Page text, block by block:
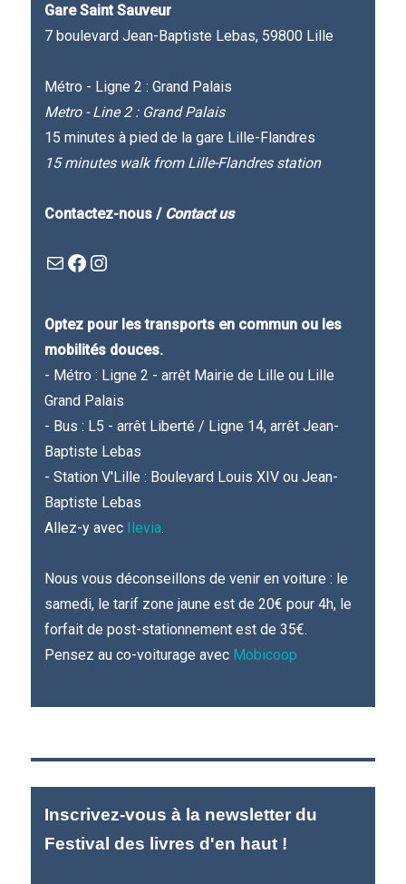
Gare Saint Sauveur
7 boulevard Jean-Baptiste Lebas, 59800 Lille
Métro - Ligne 2 : Grand Palais
Metro - Line 2 : Grand Palais
15 minutes à pied de la gare Lille-Flandres
15 minutes walk from Lille-Flandres station
Contactez-nous / Contact us
Mail
Facebook : Festivla des livres d'en hautInstagram
Optez pour les transports en commun ou les
mobilités douces.
- Métro : Ligne 2 - arrêt Mairie de Lille ou Lille
Grand Palais
- Bus : L5 - arrêt Liberté / Ligne 14, arrêt Jean-
Baptiste Lebas
- Station V'Lille : Boulevard Louis XIV ou Jean-
Baptiste Lebas
Allez-y avec
Ilevia.
Nous vous déconseillons de venir en voiture : le
samedi, le tarif zone jaune est de 20€ pour 4h, le
forfait de post-stationnement est de 35€.
Pensez au co-voiturage avec Mobicoop
Inscrivez-vous à la newsletter du
Festival des livres d'en haut !